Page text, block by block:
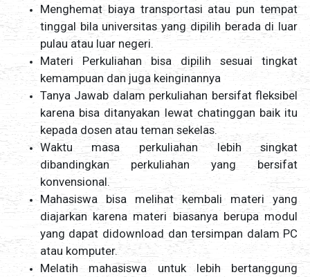
Menghemat biaya transportasi atau pun tempat
tinggal bila universitas yang dipilih berada di luar
pulau atau luar negeri.
Materi Perkuliahan bisa dipilih sesuai tingkat
kemampuan dan juga keinginannya
Tanya Jawab dalam perkuliahan bersifat fleksibel
karena bisa ditanyakan lewat chatinggan baik itu
kepada dosen atau teman sekelas.
Waktu masa perkuliahan lebih singkat
dibandingkan perkuliahan yang bersifat
konvensional.
Mahasiswa bisa melihat kembali materi yang
diajarkan karena materi biasanya berupa modul
yang dapat didownload dan tersimpan dalam PC
atau komputer.
Melatih mahasiswa untuk lebih bertanggung